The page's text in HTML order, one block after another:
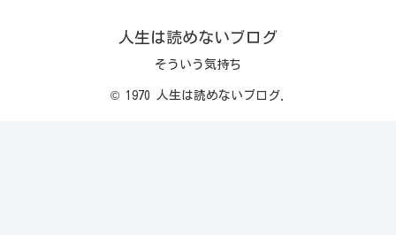
人生は読めないブログ
そういう気持ち
© 1970 人生は読めないブログ.